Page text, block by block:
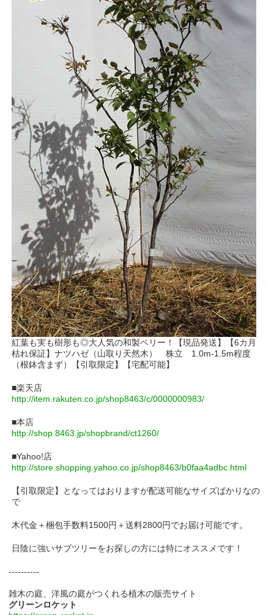
紅葉も実も樹形も◎大人気の和製ベリー！【現品発送】【6カ月
枯れ保証】ナツハゼ（山取り天然木） 株立 1.0m-1.5m程度
（根鉢含まず）【引取限定】【宅配可能】
■楽天店
http://item.rakuten.co.jp/shop8463/c/0000000983/
■本店
http://shop.8463.jp/shopbrand/ct1260/
■Yahoo!店
http://store.shopping.yahoo.co.jp/shop8463/b0faa4adbc.html
【引取限定】となってはおりますが配送可能なサイズばかりなの
で
木代金＋梱包手数料1500円＋送料2800円でお届け可能です。
日陰に強いサブツリーをお探しの方には特にオススメです！
----------
雑木の庭、洋風の庭がつくれる植木の販売サイト
グリーンロケット